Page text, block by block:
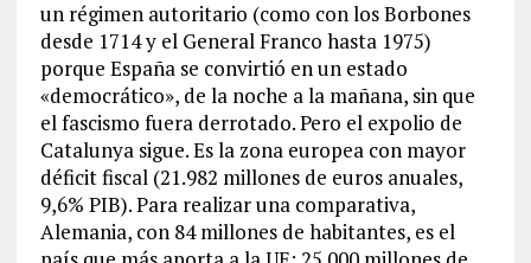
un régimen autoritario (como con los Borbones
desde 1714 y el General Franco hasta 1975)
porque España se convirtió en un estado
«democrático», de la noche a la mañana, sin que
el fascismo fuera derrotado. Pero el expolio de
Catalunya sigue. Es la zona europea con mayor
déficit fiscal (21.982 millones de euros anuales,
9,6% PIB). Para realizar una comparativa,
Alemania, con 84 millones de habitantes, es el